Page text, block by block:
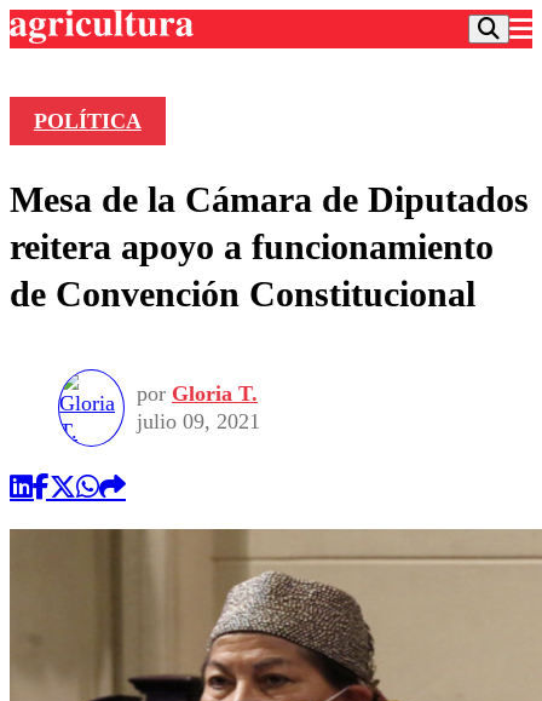
Frecuencias
Agricultura TV
Deportes
Colo Colo
Seleccion Chilena
Torneo Internacional
Entretención
Economía
Internacional
Publicaciones en medios
Opinión
POLÍTICA
Mesa de la Cámara de Diputados
reitera apoyo a funcionamiento
de Convención Constitucional
por Gloria T.
julio 09, 2021